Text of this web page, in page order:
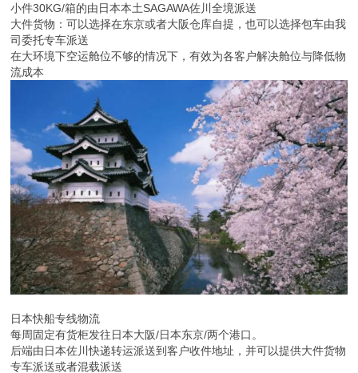
小件30KG/箱的由日本本土SAGAWA佐川全境派送
大件货物：可以选择在东京或者大阪仓库自提，也可以选择包车由我
司委托专车派送
在大环境下空运舱位不够的情况下，有效为各客户解决舱位与降低物
流成本
日本快船专线物流
每周固定有货柜发往日本大阪/日本东京/两个港口。
后端由日本佐川快递转运派送到客户收件地址，并可以提供大件货物
专车派送或者混载派送